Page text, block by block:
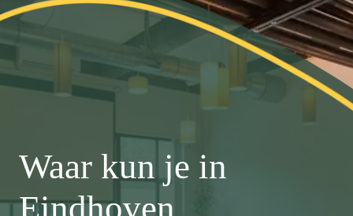
Waar kun je in
Eindhoven